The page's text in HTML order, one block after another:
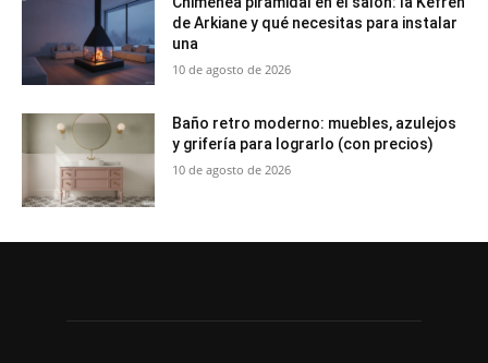
de Arkiane y qué necesitas para instalar
una
10 de agosto de 2026
Baño retro moderno: muebles, azulejos
y grifería para lograrlo (con precios)
10 de agosto de 2026